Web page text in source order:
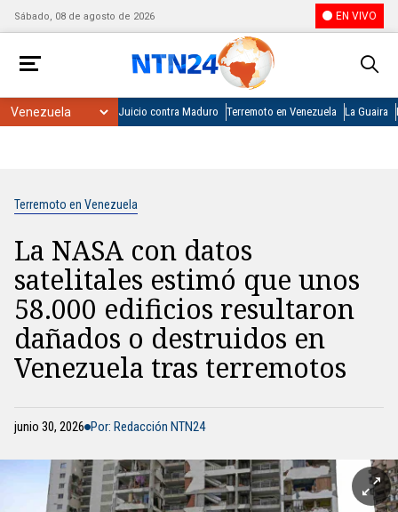
Sábado, 08 de agosto de 2026 EN VIVO
Juicio contra Maduro Terremoto en Venezuela La Guaira
Terremoto en Venezuela
La NASA con datos
satelitales estimó que unos
58.000 edificios resultaron
dañados o destruidos en
Venezuela tras terremotos
junio 30, 2026 Por: Redacción NTN24